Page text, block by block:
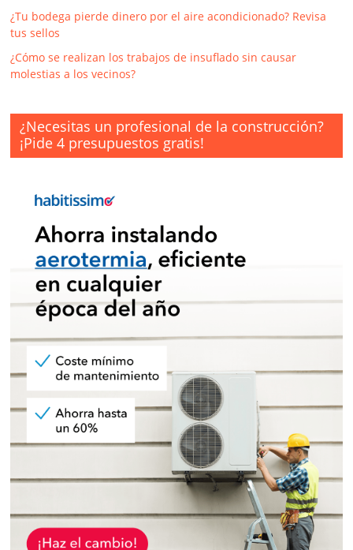
¿Tu bodega pierde dinero por el aire acondicionado? Revisa
tus sellos
¿Cómo se realizan los trabajos de insuflado sin causar
molestias a los vecinos?
¿Necesitas un profesional de la construcción?
¡Pide 4 presupuestos gratis!